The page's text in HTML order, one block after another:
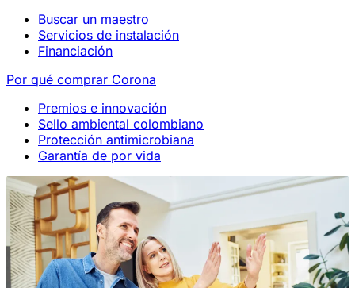
Buscar un maestro
Servicios de instalación
Financiación
Por qué comprar Corona
Premios e innovación
Sello ambiental colombiano
Protección antimicrobiana
Garantía de por vida